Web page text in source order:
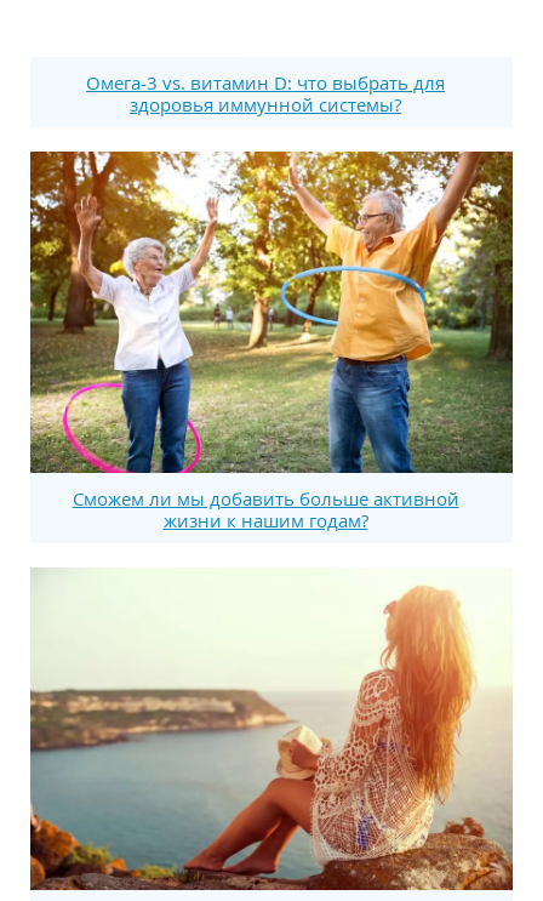
Омега-3 vs. витамин D: что выбрать для
здоровья иммунной системы?
Сможем ли мы добавить больше активной
жизни к нашим годам?